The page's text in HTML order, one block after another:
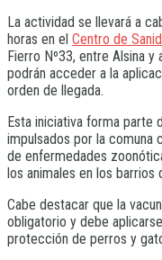
La actividad se llevará a
horas en el Centro de
Fierro Nº33, entre Alsina
podrán acceder a la
orden de llegada.
Esta iniciativa forma parte
impulsados por la comuna
de enfermedades
los animales en los barrios
Cabe destacar que la
obligatorio y debe
protección de perros y